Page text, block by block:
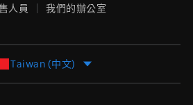
人員 我們的辦公室
Taiwan (中文)